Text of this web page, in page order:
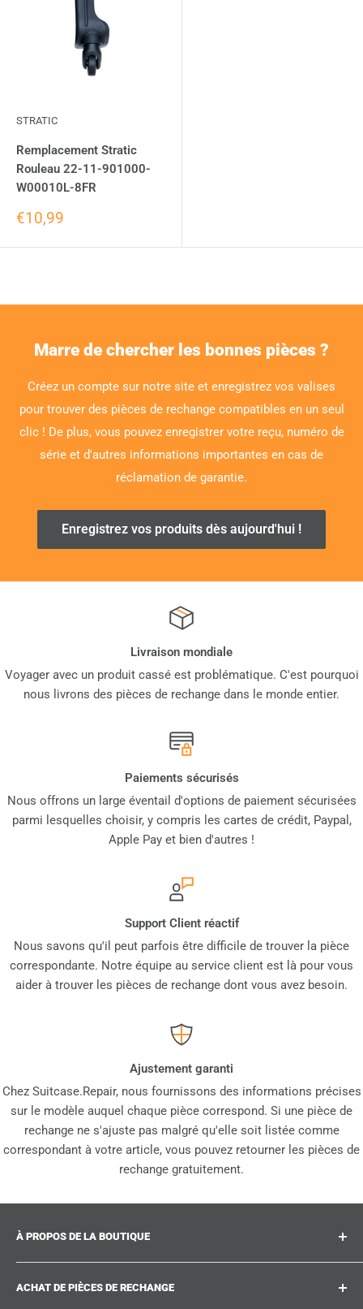
STRATIC
Remplacement Stratic
Rouleau 22-11-901000-
W00010L-8FR
€10,99
Marre de chercher les bonnes pièces ?
Créez un compte sur notre site et enregistrez vos valises
pour trouver des pièces de rechange compatibles en un seul
clic ! De plus, vous pouvez enregistrer votre reçu, numéro de
série et d'autres informations importantes en cas de
réclamation de garantie.
Enregistrez vos produits dès aujourd'hui !
Livraison mondiale
Voyager avec un produit cassé est problématique. C'est pourquoi
nous livrons des pièces de rechange dans le monde entier.
Paiements sécurisés
Nous offrons un large éventail d'options de paiement sécurisées
parmi lesquelles choisir, y compris les cartes de crédit, Paypal,
Apple Pay et bien d'autres !
Support Client réactif
Nous savons qu'il peut parfois être difficile de trouver la pièce
correspondante. Notre équipe au service client est là pour vous
aider à trouver les pièces de rechange dont vous avez besoin.
Ajustement garanti
Chez Suitcase.Repair, nous fournissons des informations précises
sur le modèle auquel chaque pièce correspond. Si une pièce de
rechange ne s'ajuste pas malgré qu'elle soit listée comme
correspondant à votre article, vous pouvez retourner les pièces de
rechange gratuitement.
À PROPOS DE LA BOUTIQUE
de rechange, accessoires et améliorations pour vos
ACHAT DE PIÈCES DE RECHANGE